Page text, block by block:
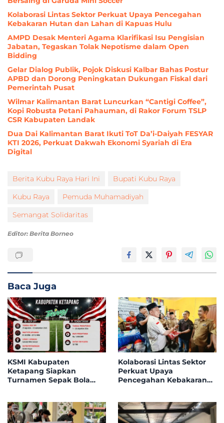
Kolaborasi Lintas Sektor Perkuat Upaya Pencegahan
Kebakaran Hutan dan Lahan di Kapuas Hulu
AMPD Desak Menteri Agama Klarifikasi Isu Pengisian
Jabatan, Tegaskan Tolak Nepotisme dalam Open
Bidding
Gelar Dialog Publik, Pojok Diskusi Kalbar Bahas Postur
APBD dan Dorong Peningkatan Dukungan Fiskal dari
Pemerintah Pusat
Wilmar Kalimantan Barat Luncurkan “Cantigi Coffee”,
Kopi Robusta Petani Pahauman, di Rakor Forum TSLP
CSR Kabupaten Landak
Dua Dai Kalimantan Barat Ikuti ToT Da’i-Daiyah FESYAR
KTI 2026, Perkuat Dakwah Ekonomi Syariah di Era
Digital
Berita Kubu Raya Hari Ini
Bupati Kubu Raya
Kubu Raya
Pemuda Muhamadiyah
Semangat Solidaritas
Editor: Berita Borneo
Baca Juga
KSMI Kabupaten
Ketapang Siapkan
Turnamen Sepak Bola
Bersaing di Garuda Mini
Soccer
Kolaborasi Lintas Sektor
Perkuat Upaya
Pencegahan Kebakaran